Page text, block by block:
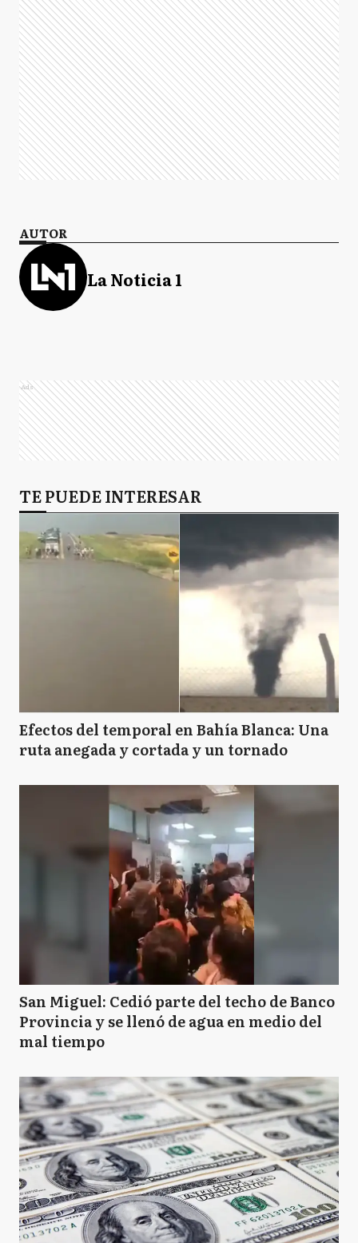
AUTOR
La Noticia 1
Ads
TE PUEDE INTERESAR
Efectos del temporal en Bahía Blanca: Una
ruta anegada y cortada y un tornado
San Miguel: Cedió parte del techo de Banco
Provincia y se llenó de agua en medio del
mal tiempo